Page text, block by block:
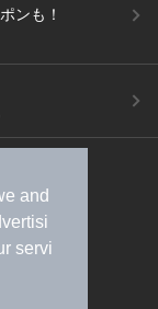
and
servi
ンも！
ご案内
規約
採用情報